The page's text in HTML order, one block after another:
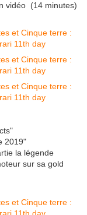
vidéo (14 minutes)
2019"
la légende
sur sa gold